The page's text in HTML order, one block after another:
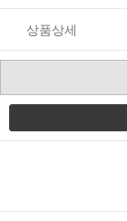
상품상세